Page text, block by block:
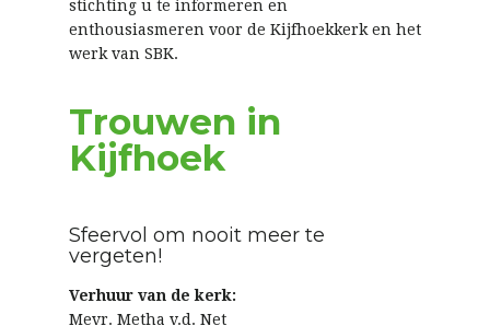
stichting u te informeren en
enthousiasmeren voor de Kijfhoekkerk en het
werk van SBK.
Trouwen in
Kijfhoek
Sfeervol om nooit meer te
vergeten!
Verhuur van de kerk:
Mevr. Metha v.d. Net